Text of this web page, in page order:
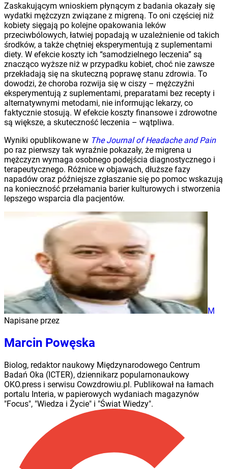
Zaskakującym wnioskiem płynącym z badania okazały się
wydatki mężczyzn związane z migreną. To oni częściej niż
kobiety sięgają po kolejne opakowania leków
przeciwbólowych, łatwiej popadają w uzależnienie od takich
środków, a także chętniej eksperymentują z suplementami
diety. W efekcie koszty ich “samodzielnego leczenia” są
znacząco wyższe niż w przypadku kobiet, choć nie zawsze
przekładają się na skuteczną poprawę stanu zdrowia. To
dowodzi, że choroba rozwija się w ciszy – mężczyźni
eksperymentują z suplementami, preparatami bez recepty i
alternatywnymi metodami, nie informując lekarzy, co
faktycznie stosują. W efekcie koszty finansowe i zdrowotne
są większe, a skuteczność leczenia – wątpliwa.
Wyniki opublikowane w The Journal of Headache and Pain
po raz pierwszy tak wyraźnie pokazały, że migrena u
mężczyzn wymaga osobnego podejścia diagnostycznego i
terapeutycznego. Różnice w objawach, dłuższe fazy
napadów oraz późniejsze zgłaszanie się po pomoc wskazują
na konieczność przełamania barier kulturowych i stworzenia
lepszego wsparcia dla pacjentów.
M
Napisane przez
Marcin Powęska
Biolog, redaktor naukowy Międzynarodowego Centrum
Badań Oka (ICTER), dziennikarz popularnonaukowy
OKO.press i serwisu Cowzdrowiu.pl. Publikował na łamach
portalu Interia, w papierowych wydaniach magazynów
"Focus", "Wiedza i Życie" i "Świat Wiedzy".